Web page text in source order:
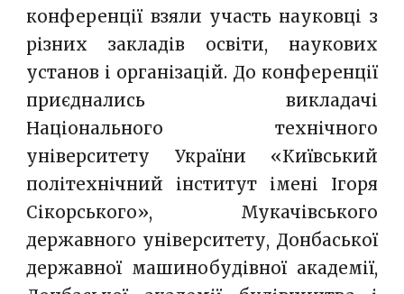
конференції взяли участь науковці з
різних закладів освіти, наукових
установ і організацій. До конференції
приєднались викладачі
Національного технічного
університету України «Київський
політехнічний інститут імені Ігоря
Сікорського», Мукачівського
державного університету, Донбаської
державної машинобудівної академії,